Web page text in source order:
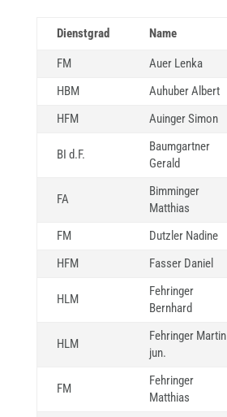
Dienstgrad Name
FM Auer Lenka
HBM
Auhuber Albert
HFM
Auinger Simon
BI d.F.
Baumgartner
Gerald
FA
Bimminger
Matthias
FM Dutzler Nadine
HFM
Fasser Daniel
HLM
Fehringer
Bernhard
HLM
Fehringer Martin
jun.
FM
Fehringer
Matthias